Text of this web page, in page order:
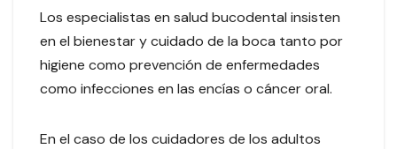
Los especialistas en salud bucodental insisten
en el bienestar y cuidado de la boca tanto por
higiene como prevención de enfermedades
como infecciones en las encías o cáncer oral.
En el caso de los cuidadores de los adultos